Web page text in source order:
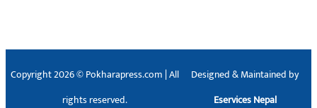
Copyright 2026 © Pokharapress.com | All
rights reserved.
Designed & Maintained by
Eservices Nepal